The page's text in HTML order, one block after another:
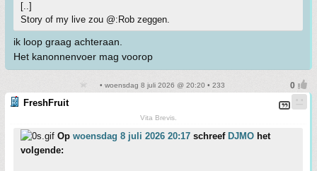
[..]
Story of my live zou @:Rob zeggen.
ik loop graag achteraan.
Het kanonnenvoer mag voorop
• woensdag 8 juli 2026 @ 20:20 • 233
FreshFruit
Vita Brevis.
Op woensdag 8 juli 2026 20:17 schreef DJMO het
volgende: